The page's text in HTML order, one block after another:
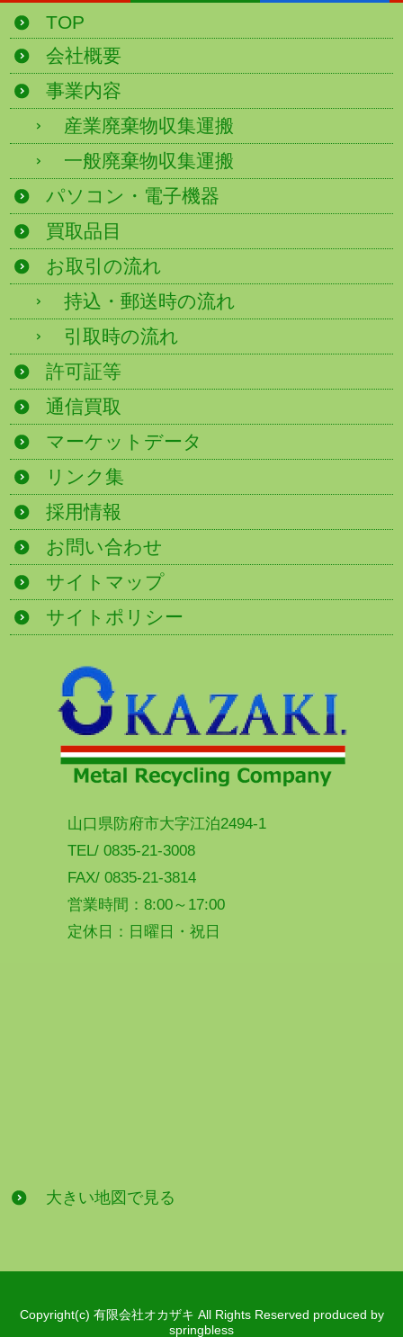
TOP
会社概要
事業内容
産業廃棄物収集運搬
一般廃棄物収集運搬
パソコン・電子機器
買取品目
お取引の流れ
持込・郵送時の流れ
引取時の流れ
許可証等
通信買取
マーケットデータ
リンク集
採用情報
お問い合わせ
サイトマップ
サイトポリシー
山口県防府市大字江泊2494-1
TEL/ 0835-21-3008
FAX/ 0835-21-3814
営業時間：8:00～17:00
定休日：日曜日・祝日
大きい地図で見る
Copyright(c) 有限会社オカザキ All Rights Reserved produced by
springbless